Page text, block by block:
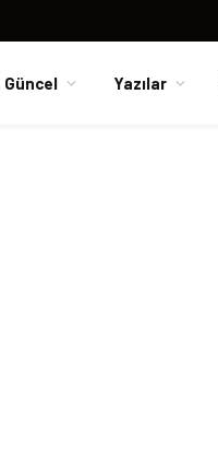
Güncel Yazılar